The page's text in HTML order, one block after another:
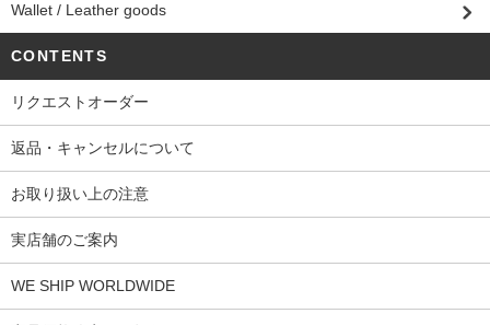
Wallet / Leather goods
CONTENTS
リクエストオーダー
返品・キャンセルについて
お取り扱い上の注意
実店舗のご案内
WE SHIP WORLDWIDE